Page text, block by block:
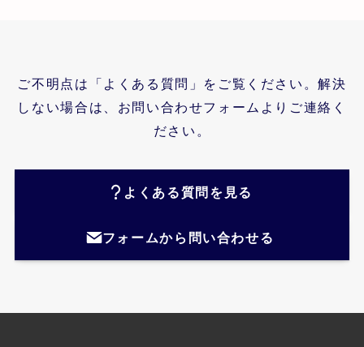
ご不明点は「よくある質問」をご覧ください。解決
しない場合は、お問い合わせフォームよりご連絡く
ださい。
よくある質問を見る
フォームから問い合わせる